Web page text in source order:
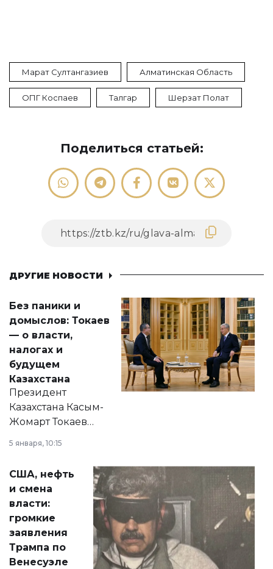
Марат Султангазиев Алматинская Область
ОПГ Коспаев Талгар Шерзат Полат
Поделиться статьей:
ДРУГИЕ НОВОСТИ
Без паники и
домыслов: Токаев
— о власти,
налогах и
будущем
Казахстана
Президент
Казахстана Касым-
Жомарт Токаев
сразу несколько
актуальных тем —
от слухов о
политических
реформах до
вопросов армии,
экономики и
личного здоровья.
5 января, 10:15
США, нефть
и смена
власти:
громкие
заявления
Трампа по
Венесуэле